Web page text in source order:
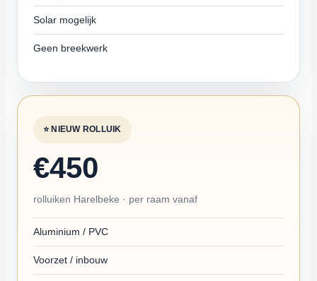
Solar mogelijk
Geen breekwerk
⭐ NIEUW ROLLUIK
€450
rolluiken Harelbeke · per raam vanaf
Aluminium / PVC
Voorzet / inbouw